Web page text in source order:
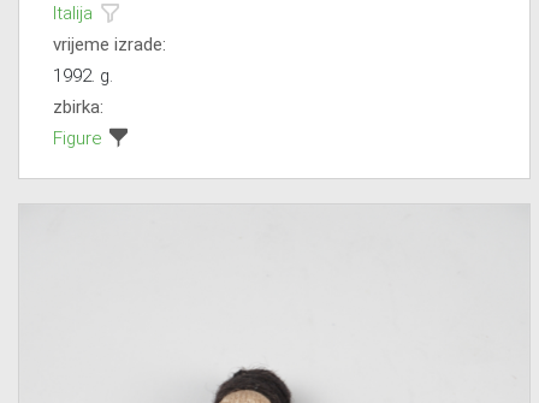
Italija
vrijeme izrade:
1992. g.
zbirka:
Figure